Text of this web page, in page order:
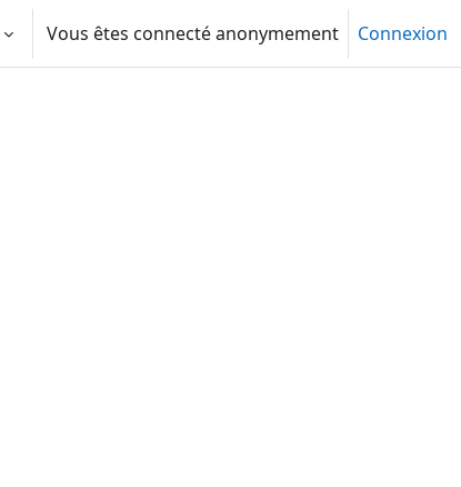
Vous êtes connecté anonymement Connexion